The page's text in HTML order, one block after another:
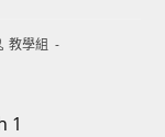
教學組
1